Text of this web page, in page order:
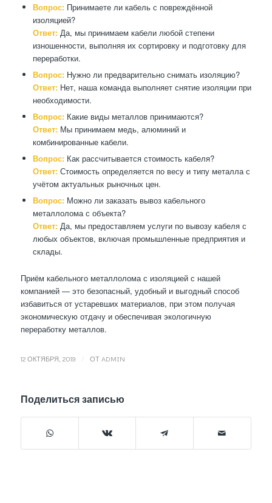
Вопрос:Принимаете ли кабель с повреждённой
изоляцией?
Ответ:Да, мы принимаем кабели любой степени
изношенности, выполняя их сортировку и подготовку для
переработки.
Вопрос:Нужно ли предварительно снимать изоляцию?
Ответ:Нет, наша команда выполняет снятие изоляции при
необходимости.
Вопрос:Какие виды металлов принимаются?
Ответ:Мы принимаем медь, алюминий и
комбинированные кабели.
Вопрос:Как рассчитывается стоимость кабеля?
Ответ:Стоимость определяется по весу и типу металла с
учётом актуальных рыночных цен.
Вопрос:Можно ли заказать вывоз кабельного
металлолома с объекта?
Ответ:Да, мы предоставляем услуги по вывозу кабеля с
любых объектов, включая промышленные предприятия и
склады.
Приём кабельного металлолома с изоляцией с нашей
компанией — это безопасный, удобный и выгодный способ
избавиться от устаревших материалов, при этом получая
экономическую отдачу и обеспечивая экологичную
переработку металлов.
12 ОКТЯБРЯ, 2019 ОТ ADMIN
Поделиться записью